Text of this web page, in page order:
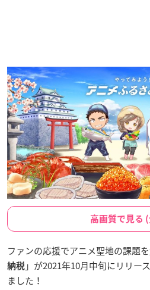
高画質で見る
ファンの応援でアニメ聖地の課題
納税 」が2021年10月中旬にリリー
ました！